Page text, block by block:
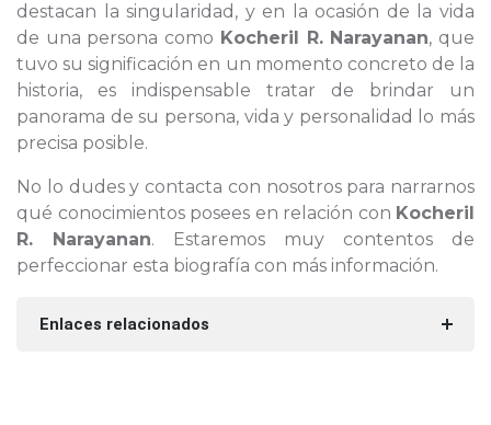
destacan la singularidad, y en la ocasión de la vida
de una persona como Kocheril R. Narayanan, que
tuvo su significación en un momento concreto de la
historia, es indispensable tratar de brindar un
panorama de su persona, vida y personalidad lo más
precisa posible.
No lo dudes y contacta con nosotros para narrarnos
qué conocimientos posees en relación con Kocheril
R. Narayanan. Estaremos muy contentos de
perfeccionar esta biografía con más información.
Enlaces relacionados